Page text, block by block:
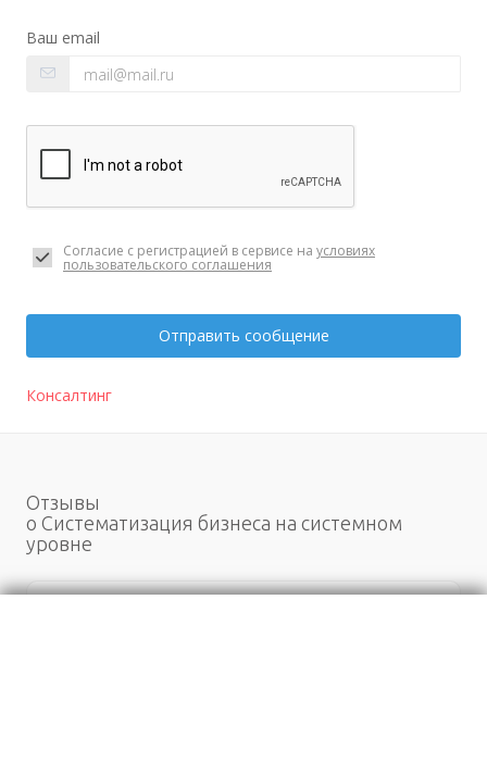
Ваш email
Согласие с регистрацией в сервисе на условиях
пользовательского соглашения
Отправить сообщение
Консалтинг
Отзывы
о Систематизация бизнеса на системном
уровне